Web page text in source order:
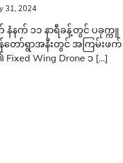
31, 2024
နံနက် ၁၁ နာရီခန့်တွင် ပခုက္ကူ
တော်ရွာအနီးတွင် အကြမ်းဖက်
Fixed Wing Drone ၁ […]